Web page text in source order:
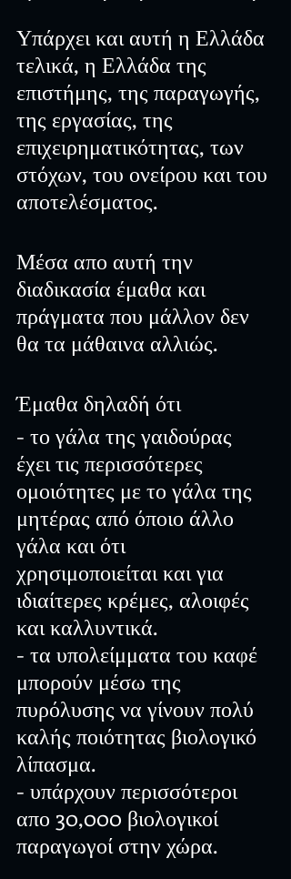
Υπάρχει και αυτή η Ελλάδα
τελικά, η Ελλάδα της
επιστήμης, της παραγωγής,
της εργασίας, της
επιχειρηματικότητας, των
στόχων, του ονείρου και του
αποτελέσματος.
Μέσα απο αυτή την
διαδικασία έμαθα και
πράγματα που μάλλον δεν
θα τα μάθαινα αλλιώς.
Έμαθα δηλαδή ότι
- το γάλα της γαιδούρας
έχει τις περισσότερες
ομοιότητες με το γάλα της
μητέρας από όποιο άλλο
γάλα και ότι
χρησιμοποιείται και για
ιδιαίτερες κρέμες, αλοιφές
και καλλυντικά.
- τα υπολείμματα του καφέ
μπορούν μέσω της
πυρόλυσης να γίνουν πολύ
καλής ποιότητας βιολογικό
λίπασμα.
- υπάρχουν περισσότεροι
απο 30,000 βιολογικοί
παραγωγοί στην χώρα.